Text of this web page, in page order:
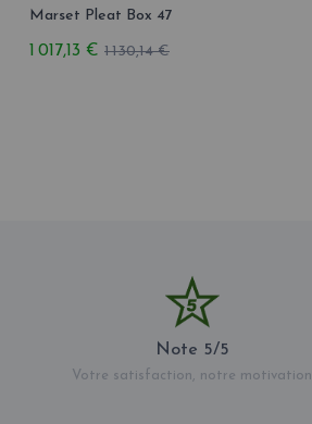
Marset Pleat Box 47
1 017,13 € 1 130,14 €
Note 5/5
Votre satisfaction, notre motivation